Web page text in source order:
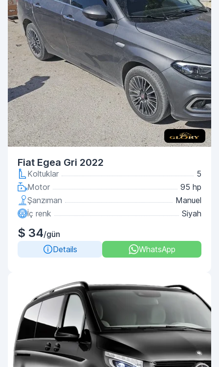
Fiat Egea Gri 2022
Koltuklar
5
Motor
95 hp
Şanzıman
Manuel
İç renk
Siyah
$ 34/gün
Details
WhatsApp